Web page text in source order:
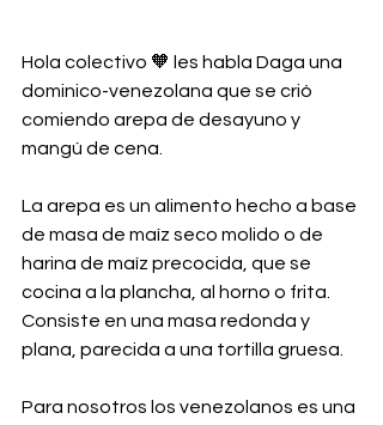
Hola colectivo 🧡 les habla Daga una
dominico-venezolana que se crió
comiendo arepa de desayuno y
mangú de cena.
La arepa es un alimento hecho a base
de masa de maíz seco molido o de
harina de maíz precocida, que se
cocina a la plancha, al horno o frita.
Consiste en una masa redonda y
plana, parecida a una tortilla gruesa.
Para nosotros los venezolanos es una